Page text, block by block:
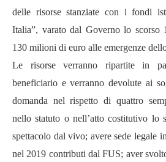
delle risorse stanziate con i fondi
Italia”, varato dal Governo lo scorso
130 milioni di euro alle emergenze
Le risorse verranno ripartite in
beneficiario e verranno devolute ai
domanda nel rispetto di quattro
nello statuto o nell’atto costitutivo lo
spettacolo dal vivo; avere sede legale
nel 2019 contributi dal FUS; aver